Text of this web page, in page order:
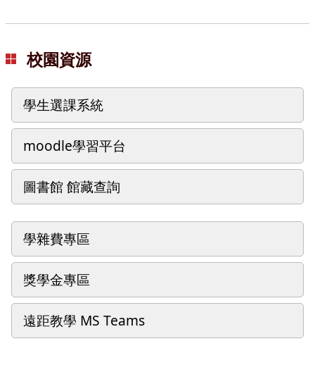
校園資源
學生選課系統
moodle學習平台
圖書館 館藏查詢
學雜費專區
獎學金專區
遠距教學 MS Teams